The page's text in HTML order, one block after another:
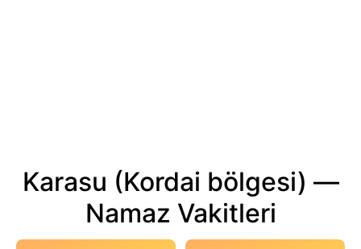
Karasu (Kordai bölgesi) —
Namaz Vakitleri